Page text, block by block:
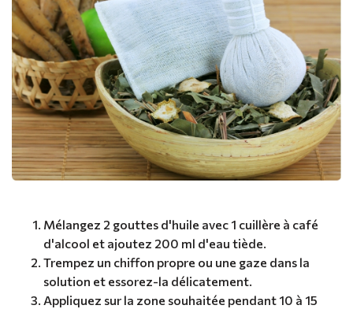
Mélangez 2 gouttes d'huile avec 1 cuillère à café
d'alcool et ajoutez 200 ml d'eau tiède.
Trempez un chiffon propre ou une gaze dans la
solution et essorez-la délicatement.
Appliquez sur la zone souhaitée pendant 10 à 15